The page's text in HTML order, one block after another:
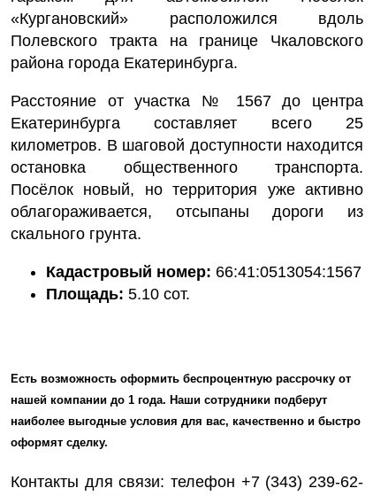
«Кургановский» расположился вдоль
Полевского тракта на границе Чкаловского
района города Екатеринбурга.
Расстояние от участка № 1567 до центра
Екатеринбурга составляет всего 25
километров. В шаговой доступности находится
остановка общественного транспорта.
Посёлок новый, но территория уже активно
облагораживается, отсыпаны дороги из
скального грунта.
Кадастровый номер: 66:41:0513054:1567
Площадь: 5.10 сот.
Есть возможность оформить беспроцентную рассрочку от
нашей компании до 1 года. Наши сотрудники подберут
наиболее выгодные условия для вас, качественно и быстро
оформят сделку.
Контакты для связи: телефон +7 (343) 239-62-